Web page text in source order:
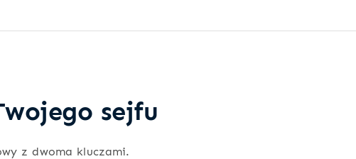
sejfu
z dwoma kluczami.